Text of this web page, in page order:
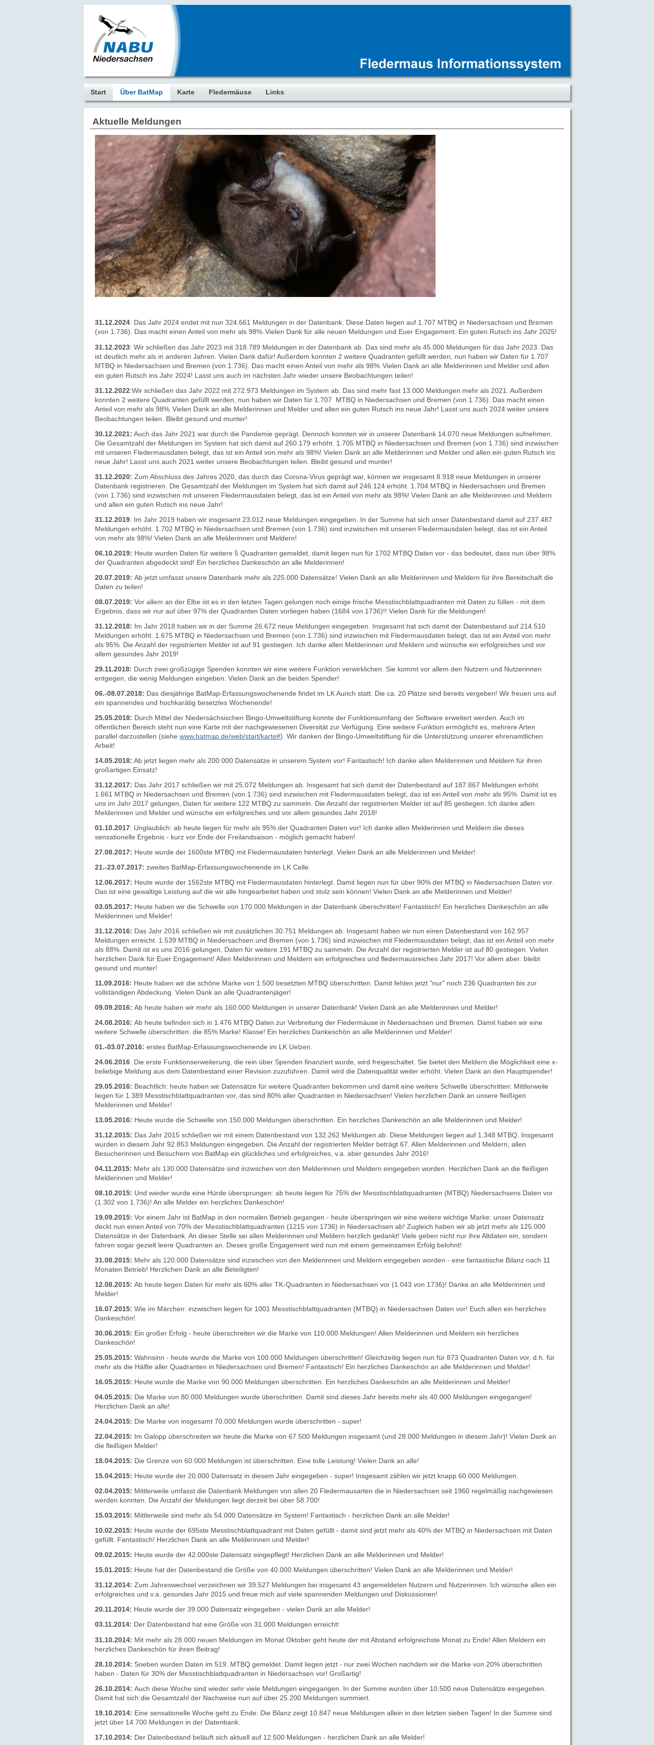
Start Über BatMap Karte Fledermäuse Links
Aktuelle Meldungen
31.12.2024: Das Jahr 2024 endet mit nun 324.661 Meldungen in der Datenbank. Diese Daten liegen auf 1.707 MTBQ in Niedersachsen und Bremen
(von 1.736). Das macht einen Anteil von mehr als 98%. Vielen Dank für alle neuen Meldungen und Euer Engagement. Ein guten Rutsch ins Jahr 2025!
31.12.2023: Wir schließen das Jahr 2023 mit 318.789 Meldungen in der Datenbank ab. Das sind mehr als 45.000 Meldungen für das Jahr 2023. Das
ist deutlich mehr als in anderen Jahren. Vielen Dank dafür! Außerdem konnten 2 weitere Quadranten gefüllt werden, nun haben wir Daten für 1.707
MTBQ in Niedersachsen und Bremen (von 1.736). Das macht einen Anteil von mehr als 98%. Vielen Dank an alle Melderinnen und Melder und allen
ein guten Rutsch ins Jahr 2024! Lasst uns auch im nächsten Jahr wieder unsere Beobachtungen teilen!
31.12.2022:Wir schließen das Jahr 2022 mit 272.973 Meldungen im System ab. Das sind mehr fast 13.000 Meldungen mehr als 2021. Außerdem
konnten 2 weitere Quadranten gefüllt werden, nun haben wir Daten für 1.707 MTBQ in Niedersachsen und Bremen (von 1.736). Das macht einen
Anteil von mehr als 98%. Vielen Dank an alle Melderinnen und Melder und allen ein guten Rutsch ins neue Jahr! Lasst uns auch 2024 weiter unsere
Beobachtungen teilen.
Bleibt gesund und munter!
30.12.2021: Auch das Jahr 2021 war durch die Pandemie geprägt. Dennoch konnten wir in unserer Datenbank 14.070 neue Meldungen aufnehmen.
Die Gesamtzahl der Meldungen im System hat sich damit auf 260.179 erhöht. 1.705 MTBQ in Niedersachsen und Bremen (von 1.736) sind inzwischen
mit unseren Fledermausdaten belegt, das ist ein Anteil von mehr als 98%! Vielen Dank an alle Melderinnen und Melder und allen ein guten Rutsch ins
neue Jahr! Lasst uns auch 2021 weiter unsere Beobachtungen teilen.
Bleibt gesund und munter!
31.12.2020: Zum Abschluss des Jahres 2020, das durch das Corona-Virus geprägt war, können wir insgesamt 8.918 neue Meldungen in unserer
Datenbank registrieren. Die Gesamtzahl der Meldungen im System hat sich damit auf 246.124 erhöht. 1.704 MTBQ in Niedersachsen und Bremen
(von 1.736) sind inzwischen mit unseren Fledermausdaten belegt, das ist ein Anteil von mehr als 98%! Vielen Dank an alle Melderinnen und Meldern
und allen ein guten Rutsch ins neue Jahr!
31.12.2019: Im Jahr 2019 haben wir insgesamt 23.012 neue Meldungen eingegeben. In der Summe hat sich unser Datenbestand damit auf 237.487
Meldungen erhöht. 1.702 MTBQ in Niedersachsen und Bremen (von 1.736) sind inzwischen mit unseren Fledermausdaten belegt, das ist ein Anteil
von mehr als 98%! Vielen Dank an alle Melderinnen und Meldern!
06.10.2019: Heute wurden Daten für weitere 5 Quadranten gemeldet, damit liegen nun für 1702 MTBQ Daten vor - das bedeutet, dass nun über 98%
der Quadranten abgedeckt sind! Ein herzliches Dankeschön an alle Melderinnen!
20.07.2019: Ab jetzt umfasst unsere Datenbank mehr als 225.000 Datensätze! Vielen Dank an alle Melderinnen und Meldern für ihre Bereitschaft die
Daten zu teilen!
08.07.2019: Vor allem an der Elbe ist es in den letzten Tagen gelungen noch einige frische Messtischblattquadranten mit Daten zu füllen - mit dem
Ergebnis, dass wir nur auf über 97% der Quadranten Daten vorliegen haben (1684 von 1736)!! Vielen Dank für die Meldungen!
31.12.2018: Im Jahr 2018 haben wir in der Summe 26.672 neue Meldungen eingegeben. Insgesamt hat sich damit der Datenbestand auf 214.510
Meldungen erhöht. 1.675 MTBQ in Niedersachsen und Bremen (von 1.736) sind inzwischen mit Fledermausdaten belegt, das ist ein Anteil von mehr
als 95%. Die Anzahl der registrierten Melder ist auf 91 gestiegen. Ich danke allen Melderinnen und Meldern und wünsche ein erfolgreiches und vor
allem gesundes Jahr 2019!
29.11.2018: Durch zwei großzügige Spenden konnten wir eine weitere Funktion verwirklichen. Sie kommt vor allem den Nutzern und Nutzerinnen
entgegen, die wenig Meldungen eingeben. Vielen Dank an die beiden Spender!
06.-08.07.2018: Das diesjährige BatMap-Erfassungswochenende findet im LK Aurich statt. Die ca. 20 Plätze sind bereits vergeben! Wir freuen uns auf
ein spannendes und hochkarätig besetztes Wochenende!
25.05.2018: Durch Mittel der Niedersächsischen Bingo-Umweltstiftung konnte der Funktionsumfang der Software erweitert werden. Auch im
öffentlichen Bereich steht nun eine Karte mit der nachgewiesenen Diversität zur Verfügung. Eine weitere Funktion ermöglicht es, mehrere Arten
parallel darzustellen (siehe www.batmap.de/web/start/karte#) . Wir danken der Bingo-Umweltstiftung für die Unterstützung unserer ehrenamtlichen
Arbeit!
14.05.2018: Ab jetzt liegen mehr als 200.000 Datensätze in unserem System vor! Fantastisch! Ich danke allen Melderinnen und Meldern für ihren
großartigen Einsatz!
31.12.2017: Das Jahr 2017 schließen wir mit 25.072 Meldungen ab. Insgesamt hat sich damit der Datenbestand auf 187.867 Meldungen erhöht.
1.661 MTBQ in Niedersachsen und Bremen (von 1.736) sind inzwischen mit Fledermausdaten belegt, das ist ein Anteil von mehr als 95%. Damit ist es
uns im Jahr 2017 gelungen, Daten für weitere 122 MTBQ zu sammeln. Die Anzahl der registrierten Melder ist auf 85 gestiegen. Ich danke allen
Melderinnen und Melder und wünsche ein erfolgreiches und vor allem gesundes Jahr 2018!
01.10.2017: Unglaublich: ab heute liegen für mehr als 95% der Quadranten Daten vor! Ich danke allen Melderinnen und Meldern die dieses
sensationelle Ergebnis - kurz vor Ende der Freilandsaison - möglich gemacht haben!
27.08.2017: Heute wurde der 1600ste MTBQ mit Fledermausdaten hinterlegt. Vielen Dank an alle Melderinnen und Melder!
21.-23.07.2017: zweites BatMap-Erfassungswochenende im LK Celle.
12.06.2017: Heute wurde der 1562ste MTBQ mit Fledermausdaten hinterlegt. Damit liegen nun für über 90% der MTBQ in Niedersachsen Daten vor.
Das ist eine gewaltige Leistung auf die wir alle hingearbeitet haben und stolz sein können! Vielen Dank an alle Melderinnen und Melder!
03.05.2017: Heute haben wir die Schwelle von 170.000 Meldungen in der Datenbank überschritten! Fantastisch! Ein herzliches Dankeschön an alle
Melderinnen und Melder!
31.12.2016: Das Jahr 2016 schließen wir mit zusätzlichen 30.751 Meldungen ab. Insgesamt haben wir nun einen Datenbestand von 162.957
Meldungen erreicht. 1.539 MTBQ in Niedersachsen und Bremen (von 1.736) sind inzwischen mit Fledermausdaten belegt, das ist ein Anteil von mehr
als 88%. Damit ist es uns 2016 gelungen, Daten für weitere 191 MTBQ zu sammeln. Die Anzahl der registrierten Melder ist auf 80 gestiegen. Vielen
herzlichen Dank für Euer Engagement! Allen Melderinnen und Meldern ein erfolgreiches und fledermausreiches Jahr 2017! Vor allem aber: bleibt
gesund und munter!
11.09.2016: Heute haben wir die schöne Marke von 1.500 besetzten MTBQ überschritten. Damit fehlen jetzt "nur" noch 236 Quadranten bis zur
vollständigen Abdeckung. Vielen Dank an alle Quadrantenjäger!
09.09.2016: Ab heute haben wir mehr als 160.000 Meldungen in unserer Datenbank! Vielen Dank an alle Melderinnen und Melder!
24.08.2016: Ab heute befinden sich in 1.476 MTBQ Daten zur Verbreitung der Fledermäuse in Niedersachsen und Bremen. Damit haben wir eine
weitere Schwelle überschritten: die 85% Marke! Klasse! Ein herzliches Dankeschön an alle Melderinnen und Melder!
01.-03.07.2016: erstes BatMap-Erfassungswochenende im LK Uelzen.
24.06.2016: Die erste Funktionserweiterung, die rein über Spenden finanziert wurde, wird freigeschaltet. Sie bietet den Meldern die Möglichkeit eine x-
beliebige Meldung aus dem Datenbestand einer Revision zuzuführen. Damit wird die Datenqualität weiter erhöht. Vielen Dank an den Hauptspender!
29.05.2016: Beachtlich: heute haben wir Datensätze für weitere Quadranten bekommen und damit eine weitere Schwelle überschritten: Mittlerweile
liegen für 1.389 Messtischblattquadranten vor, das sind 80% aller Quadranten in Niedersachsen! Vielen herzlichen Dank an unsere fleißigen
Melderinnen und Melder!
13.05.2016: Heute wurde die Schwelle von 150.000 Meldungen überschritten. Ein herzliches Dankeschön an alle Melderinnen und Melder!
31.12.2015: Das Jahr 2015 schließen wir mit einem Datenbestand von 132.262 Meldungen ab. Diese Meldungen liegen auf 1.348 MTBQ. Insgesamt
wurden in diesem Jahr 92.853 Meldungen eingegeben. Die Anzahl der registrierten Melder beträgt 67. Allen Melderinnen und Meldern, allen
Besucherinnen und Besuchern von BatMap ein glückliches und erfolgreiches, v.a. aber gesundes Jahr 2016!
04.11.2015: Mehr als 130.000 Datensätze sind inzwschen von den Melderinnen und Meldern eingegeben worden. Herzlichen Dank an die fleißigen
Melderinnen und Melder!
08.10.2015: Und wieder wurde eine Hürde übersprungen: ab heute liegen für 75% der Messtischblattquadranten (MTBQ) Niedersachsens Daten vor
(1.302 von 1.736)! An alle Melder ein herzliches Dankeschön!
19.09.2015: Vor einem Jahr ist BatMap in den normalen Betrieb gegangen - heute überspringen wir eine weitere wichtige Marke: unser Datensatz
deckt nun einen Anteil von 70% der Messtischblattquadranten (1215 von 1736) in Niedersachsen ab! Zugleich haben wir ab jetzt mehr als 125.000
Datensätze in der Datenbank. An dieser Stelle sei allen Melderinnen und Meldern herzlich gedankt! Viele geben nicht nur ihre Altdaten ein, sondern
fahren sogar gezielt leere Quadranten an. Dieses große Engagement wird nun mit einem gemeinsamen Erfolg belohnt!
31.08.2015: Mehr als 120.000 Datensätze sind inzwschen von den Melderinnen und Meldern eingegeben worden - eine fantastische Bilanz nach 11
Monaten Betrieb! Herzlichen Dank an alle Beteiligten!
12.08.2015: Ab heute liegen Daten für mehr als 60% aller TK-Quadranten in Niedersachsen vor (1.043 von 1736)! Danke an alle Melderinnen und
Melder!
16.07.2015: Wie im Märchen: inzwischen liegen für 1001 Messtischblattquadranten (MTBQ) in Niedersachsen Daten vor! Euch allen ein herzliches
Dankeschön!
30.06.2015: Ein großer Erfolg - heute überschreiten wir die Marke von 110.000 Meldungen! Allen Melderinnen und Meldern ein herzliches
Dankeschön!
25.05.2015: Wahnsinn - heute wurde die Marke von 100.000 Meldungen überschritten! Gleichzeitig liegen nun für 873 Quadranten Daten vor, d.h. für
mehr als die Hälfte aller Quadranten in Niedersachsen und Bremen! Fantastisch! Ein herzliches Dankeschön an alle Melderinnen und Melder!
16.05.2015: Heute wurde die Marke von 90.000 Meldungen überschritten. Ein herzliches Dankeschön an alle Melderinnen und Melder!
04.05.2015: Die Marke von 80.000 Meldungen wurde überschritten. Damit sind dieses Jahr bereits mehr als 40.000 Meldungen eingegangen!
Herzlichen Dank an alle!
24.04.2015: Die Marke von insgesamt 70.000 Meldungen wurde überschritten - super!
22.04.2015: Im Galopp überschreiten wir heute die Marke von 67.500 Meldungen insgesamt (und 28.000 Meldungen in diesem Jahr)! Vielen Dank an
die fleißigen Melder!
18.04.2015: Die Grenze von 60.000 Meldungen ist überschritten. Eine tolle Leistung! Vielen Dank an alle!
15.04.2015: Heute wurde der 20.000 Datensatz in diesem Jahr eingegeben - super! Insgesamt zählen wir jetzt knapp 60.000 Meldungen.
02.04.2015: Mittlerweile umfasst die Datenbank Meldungen von allen 20 Fledermausarten die in Niedersachsen seit 1960 regelmäßig nachgewiesen
werden konnten. Die Anzahl der Meldungen liegt derzeit bei über 58.700!
15.03.2015: Mittlerweile sind mehr als 54.000 Datensätze im System! Fantastisch - herzlichen Dank an alle Melder!
10.02.2015: Heute wurde der 695ste Messtischblattquadrant mit Daten gefüllt - damit sind jetzt mehr als 40% der MTBQ in Niedersachsen mit Daten
gefüllt. Fantastisch! Herzlichen Dank an alle Melderinnen und Melder!
09.02.2015: Heute wurde der 42.000ste Datensatz eingepflegt! Herzlichen Dank an alle Melderinnen und Melder!
15.01.2015: Heute hat der Datenbestand die Größe von 40.000 Meldungen überschritten! Vielen Dank an alle Melderinnen und Melder!
31.12.2014: Zum Jahreswechsel verzeichnen wir 39.527 Meldungen bei insgesamt 43 angemeldeten Nutzern und Nutzerinnen. Ich wünsche allen ein
erfolgreiches und v.a. gesundes Jahr 2015 und freue mich auf viele spannenden Meldungen und Diskussionen!
20.11.2014: Heute wurde der 39.000 Datensatz eingegeben - vielen Dank an alle Melder!
03.11.2014: Der Datenbestand hat eine Größe von 31.000 Meldungen erreicht!
31.10.2014: Mit mehr als 28.000 neuen Meldungen im Monat Oktober geht heute der mit Abstand erfolgreichste Monat zu Ende! Allen Meldern ein
herzliches Dankeschön für ihren Beitrag!
28.10.2014: Soeben wurden Daten im 519. MTBQ gemeldet. Damit liegen jetzt - nur zwei Wochen nachdem wir die Marke von 20% überschritten
haben - Daten für 30% der Messtischblattquadranten in Niedersachsen vor! Großartig!
26.10.2014: Auch diese Woche sind wieder sehr viele Meldungen eingegangen. In der Summe wurden über 10.500 neue Datensätze eingegeben.
Damit hat sich die Gesamtzahl der Nachweise nun auf über 25.200 Meldungen summiert.
19.10.2014: Eine sensationelle Woche geht zu Ende: Die Bilanz zeigt 10.847 neue Meldungen allein in den letzten sieben Tagen! In der Summe sind
jetzt über 14.700 Meldungen in der Datenbank.
17.10.2014: Der Datenbestand beläuft sich aktuell auf 12.500 Meldungen - herzlichen Dank an alle Melder!